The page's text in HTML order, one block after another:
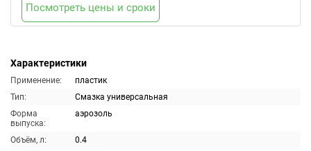
Характеристики
Применение:
пластик
Тип:
Смазка универсальная
Форма
выпуска:
аэрозоль
Объём, л:
0.4
Посмотреть цены и сроки